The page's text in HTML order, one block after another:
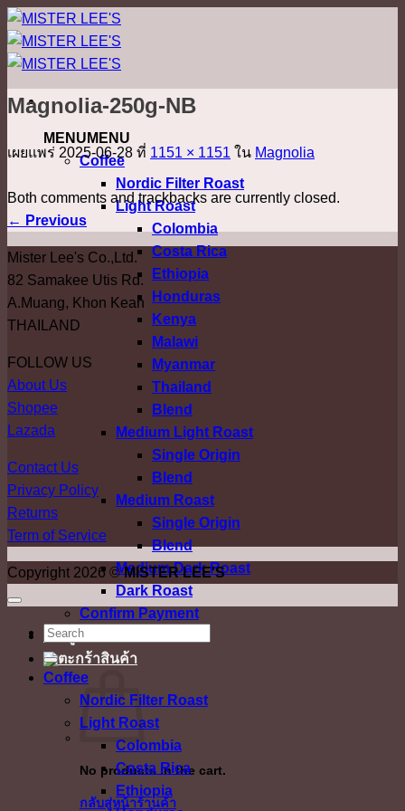
ข้าม
ไป
ยัง
เนื้อหา
MENU MENU
Coffee
Nordic Filter Roast
Light Roast
Colombia
Costa Rica
Ethiopia
Honduras
Kenya
Malawi
Myanmar
Thailand
Blend
Medium Light Roast
Single Origin
Blend
Medium Roast
Single Origin
Blend
Medium Dark Roast
Dark Roast
Confirm Payment
เข้าสู่ระบบ
No products in the cart.
กลับสู่หน้าร้านค้า
Magnolia-250g-NB
เผยแพร่ 2025-06-28 ที่ 1151 × 1151 ใน Magnolia
Both comments and trackbacks are currently closed.
← Previous
Mister Lee's Co.,Ltd.
82 Samakee Utis Rd.
A.Muang, Khon Kean
THAILAND
FOLLOW US
About Us
Shopee
Lazada
Contact Us
Privacy Policy
Returns
Term of Service
Copyright 2026 ©MISTER LEE'S
ค้นหา:
Coffee
Nordic Filter Roast
Light Roast
Colombia
Costa Rica
Ethiopia